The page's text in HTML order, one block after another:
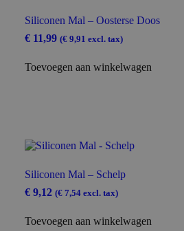
Siliconen Mal – Oosterse Doos
€ 11,99 (€ 9,91 excl. tax)
Toevoegen aan winkelwagen
Siliconen Mal – Schelp
€ 9,12 (€ 7,54 excl. tax)
Toevoegen aan winkelwagen